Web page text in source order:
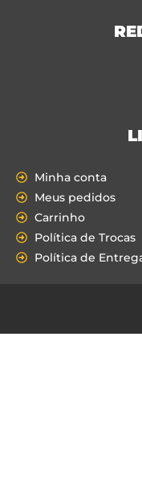
Minha conta
Meus pedidos
Carrinho
Política de Trocas
Política de